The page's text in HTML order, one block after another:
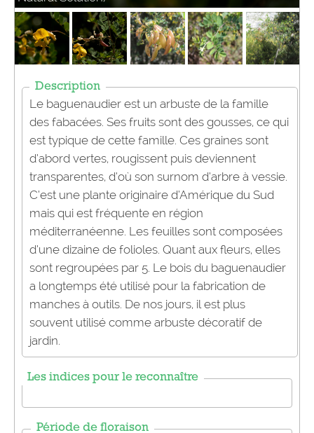
Description
Le baguenaudier est un arbuste de la famille
des fabacées. Ses fruits sont des gousses, ce qui
est typique de cette famille. Ces graines sont
d’abord vertes, rougissent puis deviennent
transparentes, d’où son surnom d’arbre à vessie.
C’est une plante originaire d’Amérique du Sud
mais qui est fréquente en région
méditerranéenne. Les feuilles sont composées
d’une dizaine de folioles. Quant aux fleurs, elles
sont regroupées par 5. Le bois du baguenaudier
a longtemps été utilisé pour la fabrication de
manches à outils. De nos jours, il est plus
souvent utilisé comme arbuste décoratif de
jardin.
Les indices pour le reconnaître
Période de floraison